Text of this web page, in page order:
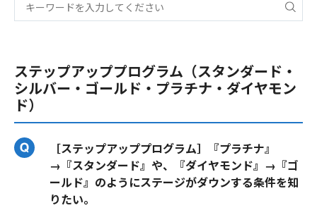
ステップアッププログラム（スタンダード・
シルバー・ゴールド・プラチナ・ダイヤモン
ド）
［ステップアッププログラム］『プラチナ』
→『スタンダード』や、『ダイヤモンド』→『ゴ
ールド』のようにステージがダウンする条件を知
りたい。